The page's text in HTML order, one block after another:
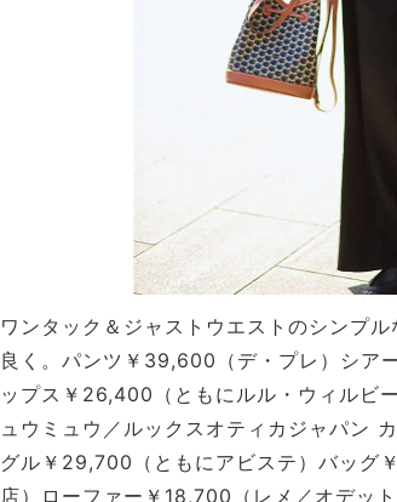
ワンタック＆ジャストウエストのシンプ
良く。 パンツ￥39,600（デ・プレ）シア
ップス￥26,400（ともにルル・ウィルビ
ュウミュウ／ルックスオティカジャパン
グル￥29,700（ともにアビステ）バッグ
店）ローファー￥18,700（レメ／オデッ